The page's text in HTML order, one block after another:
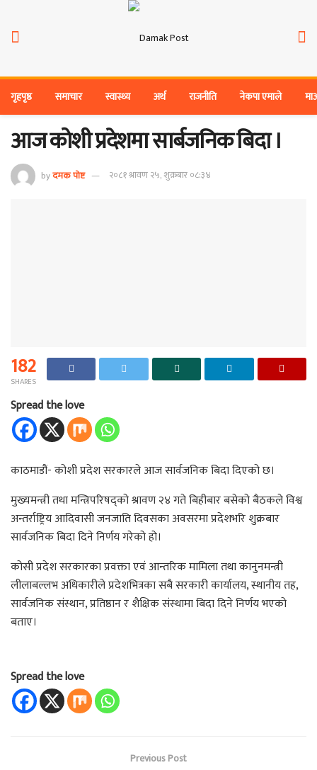
गृहपृष्ठ समाचार स्वास्थ्य अर्थ राजनीति नेकपा एमाले
आज कोशी प्रदेशमा सार्बजनिक बिदा ।
byदमक पोष्ट २०८१ श्रावण २५, शुक्रबार ०८:३४
182
SHARES
Spread the love
काठमाडौं- कोशी प्रदेश सरकारले आज सार्वजनिक बिदा दिएको छ।
मुख्यमन्त्री तथा मन्त्रिपरिषद्‌को श्रावण २४ गते बिहीबार बसेको बैठकले विश्व
अन्तर्राष्ट्रिय आदिवासी जनजाति दिवसका अवसरमा प्रदेशभरि शुक्रबार
सार्वजनिक बिदा दिने निर्णय गरेको हो।
कोसी प्रदेश सरकारका प्रवक्ता एवं आन्तरिक मामिला तथा कानुनमन्त्री
लीलाबल्लभ अधिकारीले प्रदेशभित्रका सबै सरकारी कार्यालय, स्थानीय तह,
सार्वजनिक संस्थान, प्रतिष्ठान र शैक्षिक संस्थामा बिदा दिने निर्णय भएको
बताए।
Spread the love
Previous Post